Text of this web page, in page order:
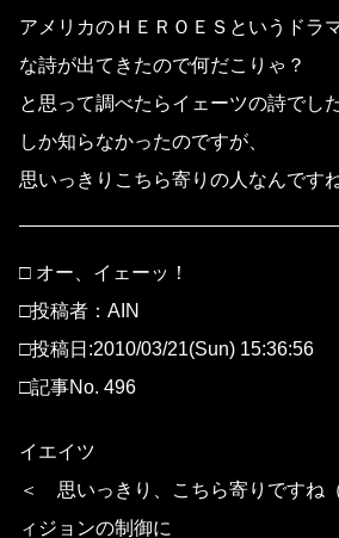
アメリカのＨＥＲＯＥＳというドラ
な詩が出てきたので何だこりゃ？
と思って調べたらイェーツの詩でし
しか知らなかったのですが、
思いっきりこちら寄りの人なんです
□ オー、イェーッ！
□投稿者：AIN
□投稿日:2010/03/21(Sun) 15:36:56
□記事No. 496
イエイツ
＜ 思いっきり、こちら寄りですね
ィジョンの制御に